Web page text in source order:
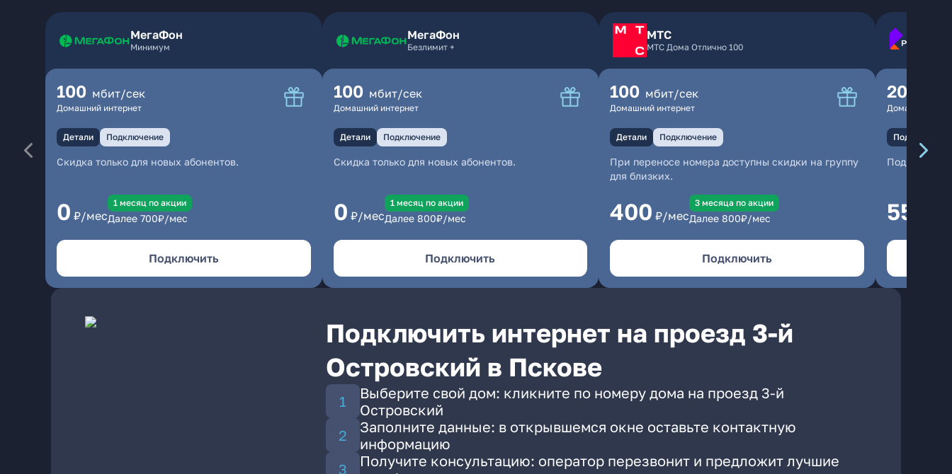
МегаФон
Минимум
100 мбит/сек
Домашний интернет
Детали Подключение
Скидка только для новых абонентов.
0 ₽/мес
1 месяц по акции
Далее 700₽/мес
Подключить
МегаФон
Безлимит +
100 мбит/сек
Домашний интернет
Детали Подключение
Скидка только для новых абонентов.
0 ₽/мес
1 месяц по акции
Далее 800₽/мес
Подключить
МТС
МТС Дома Отлично 100
100 мбит/сек
Домашний интернет
Детали Подключение
При переносе номера доступны скидки на группу
для близких.
400 ₽/мес
3 месяцa по акции
Далее 800₽/мес
Подключить
200
Домашний
Подключение
550
Подключить интернет на проезд 3-й
Островский в Пскове
Выберите свой дом: кликните по номеру дома на проезд 3-й
Островский
Заполните данные: в открывшемся окне оставьте контактную
информацию
Получите консультацию: оператор перезвонит и предложит лучшие